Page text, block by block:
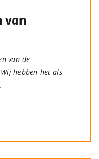
van
van de
hebben het als